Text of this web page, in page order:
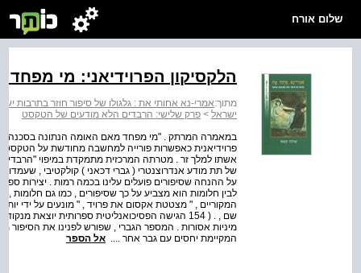
שלום אורח
הלקסיקון הפרוידיאני: מי
מתוך:אמרי-נא אחותי את : גלגולו של סיפור חוזר בתרבות
ישראל > פרק שלישי: הרבדים הלא מודעים של הטקסט
פרוידיאנית כאפשרות פורייה למחשבה מחודשת על
אשתו למלך זר . מטרתה המרכזית מתמקדת במיפוי
של תת מודע אנדרוצנטרי ( גברי דכאני ) קולקטיבי ,
על ההנחה שסיפורים פועלים עלינו בכמה רמות . יצירות
לבין חלומות הוא מצביע על כך שסיפורים , כמו גם חלומות
המקוריים , " מצטטת אקסום את פרויד , " מונעים על ידי
שם , . ( 154 הגישה הפסיכואנליטית ספרותית
מיניות אסורות . המספר הגברי , שפורש לפנינו את
המקיימת יחסים עם גבר אחר .... אל הספר